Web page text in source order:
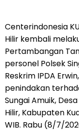
Centerindonesia
Hilir kembali
Pertambangan
personel Polsek
Reskrim IPDA
penindakan
Sungai Amuik,
Hilir, Kabupaten
WIB. Rabu (8/7/